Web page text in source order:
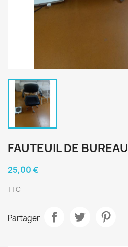
FAUTEUIL DE BUREAU
25,00 €
TTC
Partager